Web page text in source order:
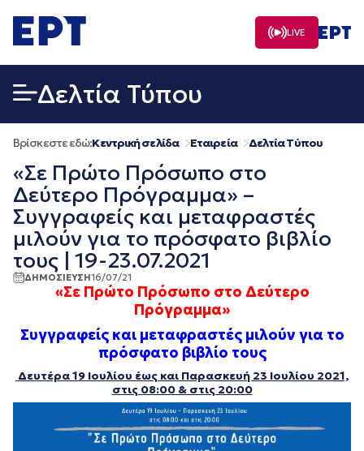
σε
περιεχόμενο
LIVE
Δελτία Τύπου
Βρίσκεστε εδώ:Κεντρική σελίδα Εταιρεία Δελτία Τύπου
«Σε Πρώτο Πρόσωπο στο
Δεύτερο Πρόγραμμα» –
Συγγραφείς και μεταφραστές
μιλούν για το πρόσφατο βιβλίο
τους | 19-23.07.2021
ΔΗΜΟΣΙΕΥΣΗ16/07/21
«Σε Πρώτο Πρόσωπο στο Δεύτερο
Πρόγραμμα»
Συγγραφείς και μεταφραστές μιλούν για το
πρόσφατο βιβλίο τους
Δευτέρα 19 Ιουλίου έως και Παρασκευή 23 Ιουλίου 2021,
στις 08:00 & στις 20:00